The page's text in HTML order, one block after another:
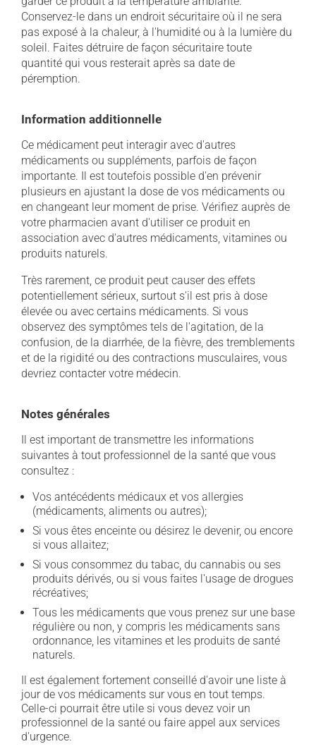
Conservez-le dans un endroit sécuritaire où il ne sera
pas exposé à la chaleur, à l'humidité ou à la lumière du
soleil. Faites détruire de façon sécuritaire toute
quantité qui vous resterait après sa date de
péremption.
Information additionnelle
Ce médicament peut interagir avec d'autres
médicaments ou suppléments, parfois de façon
importante. Il est toutefois possible d'en prévenir
plusieurs en ajustant la dose de vos médicaments ou
en changeant leur moment de prise. Vérifiez auprès de
votre pharmacien avant d'utiliser ce produit en
association avec d'autres médicaments, vitamines ou
produits naturels.
Très rarement, ce produit peut causer des effets
potentiellement sérieux, surtout s'il est pris à dose
élevée ou avec certains médicaments. Si vous
observez des symptômes tels de l'agitation, de la
confusion, de la diarrhée, de la fièvre, des tremblements
et de la rigidité ou des contractions musculaires, vous
devriez contacter votre médecin.
Notes générales
Il est important de transmettre les informations
suivantes à tout professionnel de la santé que vous
consultez :
Vos antécédents médicaux et vos allergies
(médicaments, aliments ou autres);
Si vous êtes enceinte ou désirez le devenir, ou encore
si vous allaitez;
Si vous consommez du tabac, du cannabis ou ses
produits dérivés, ou si vous faites l'usage de drogues
récréatives;
Tous les médicaments que vous prenez sur une base
régulière ou non, y compris les médicaments sans
ordonnance, les vitamines et les produits de santé
naturels.
Il est également fortement conseillé d'avoir une liste à
jour de vos médicaments sur vous en tout temps.
Celle-ci pourrait être utile si vous devez voir un
professionnel de la santé ou faire appel aux services
d'urgence.